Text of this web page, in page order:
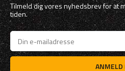
Tilmeld dig vores nyhedsbrev for at
tiden.
ANMELD